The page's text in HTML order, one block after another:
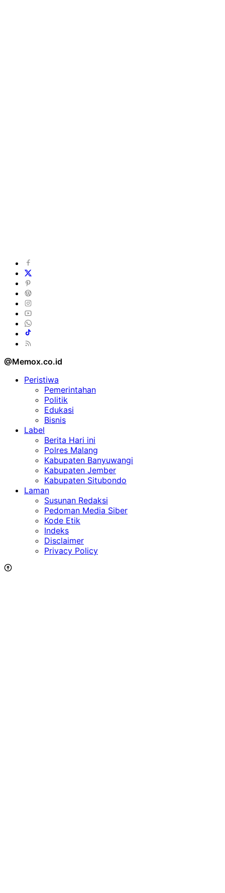
@Memox.co.id
Peristiwa
Pemerintahan
Politik
Edukasi
Bisnis
Label
Berita Hari ini
Polres Malang
Kabupaten Banyuwangi
Kabupaten Jember
Kabupaten Situbondo
Laman
Susunan Redaksi
Pedoman Media Siber
Kode Etik
Indeks
Disclaimer
Privacy Policy